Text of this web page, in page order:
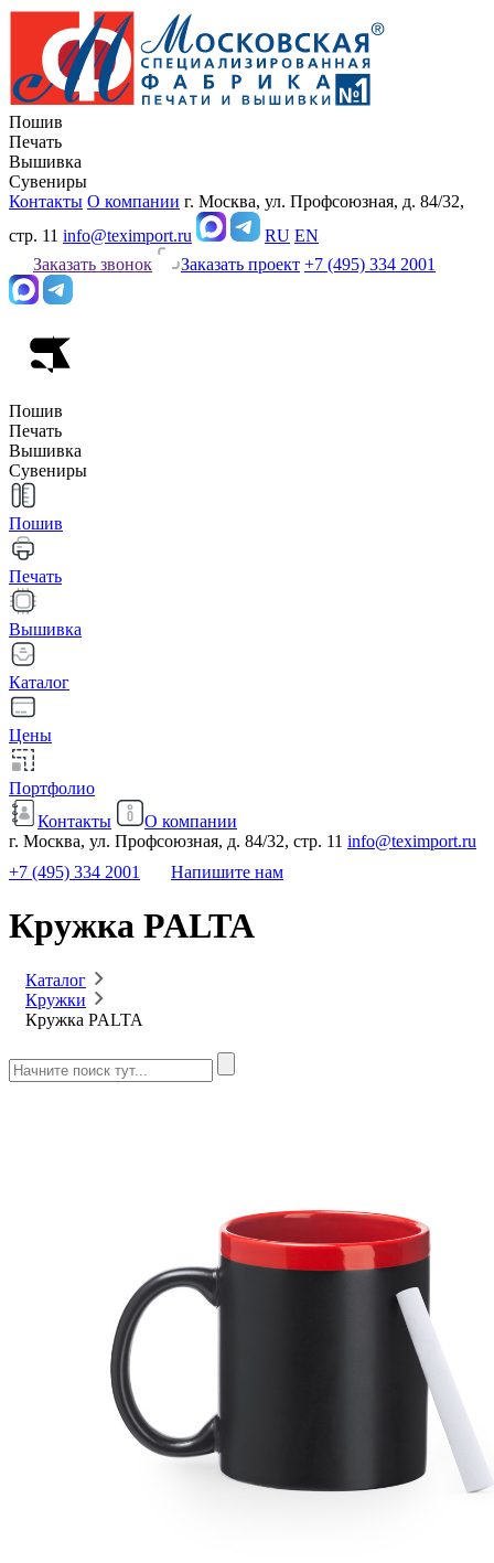
Пошив
Печать
Вышивка
Сувениры
Контакты О компании г. Москва, ул. Профсоюзная, д. 84/32,
стр. 11 info@teximport.ru RU EN
Заказать звонок
Заказать проект +7 (495) 334 2001
Пошив
Печать
Вышивка
Сувениры
Пошив
Печать
Вышивка
Каталог
Цены
Портфолио
Контакты
О компании
г. Москва, ул. Профсоюзная, д. 84/32, стр. 11 info@teximport.ru
+7 (495) 334 2001
Напишите нам
Кружка PALTA
Каталог
Кружки
Кружка PALTA